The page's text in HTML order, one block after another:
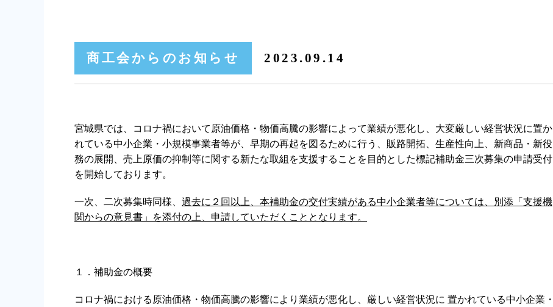
商工会からのお知らせ 2023.09.14
宮城県では、コロナ禍において原油価格・物価高騰の影響によって業績が悪化し、大変厳しい経営状況に置か
れている中小企業・小規模事業者等が、早期の再起を図るために行う、販路開拓、生産性向上、新商品・新役
務の展開、売上原価の抑制等に関する新たな取組を支援することを目的とした標記補助金三次募集の申請受付
を開始しております。
一次、二次募集時同様、 過去に２回以上、本補助金の交付実績がある中小企業者等については、別添「支援機
関からの意見書」を添付の上、申請していただくこととなります。
１．補助金の概要
コロナ禍における原油価格・物価高騰の影響により業績が悪化し、厳しい経営状況に 置かれている中小企業・